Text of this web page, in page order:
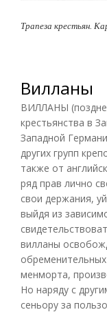
Трапеза крестьян.
Вилланы
ВИЛЛАНЫ
крестьянства в
Западной
других групп
также от
ряд прав лично
свои держания,
выйдя из
вилланы
менморта,
Но наряду с
сеньору за